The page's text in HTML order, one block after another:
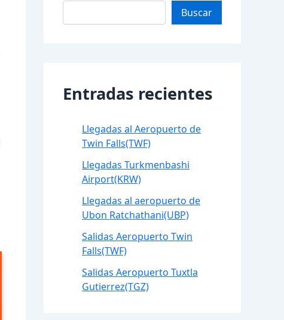
Buscar
Entradas recientes
Llegadas al Aeropuerto de
Twin Falls(TWF)
Llegadas Turkmenbashi
Airport(KRW)
Llegadas al aeropuerto de
Ubon Ratchathani(UBP)
Salidas Aeropuerto Twin
Falls(TWF)
Salidas Aeropuerto Tuxtla
Gutierrez(TGZ)